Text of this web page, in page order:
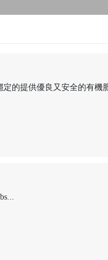
的提供優良又安全的有機